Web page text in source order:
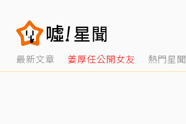
最新文章 姜厚任公開女友 熱門星聞